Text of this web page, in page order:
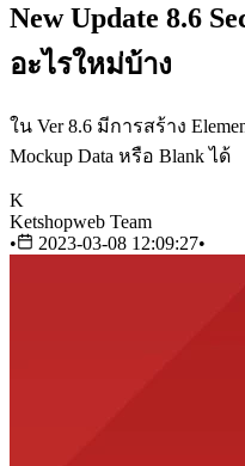
New Update 8.6
อะไรใหม่บ้าง
ใน Ver 8.6 มีการสร้าง
Mockup Data หรือ Blank ได้
K
Ketshopweb Team
•
2023-03-08 12:09:27•